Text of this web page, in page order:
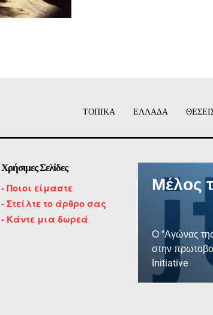
ΤΟΠΙΚΑ ΕΛΛΑΔΑ
Χρήσιμες Σελίδες
-Ποιοι είμαστε
- Στείλτε το άρθρο σας
- Κάντε μια δωρεά
Μέλος
Ο "Αγώνας
στην
Initiative